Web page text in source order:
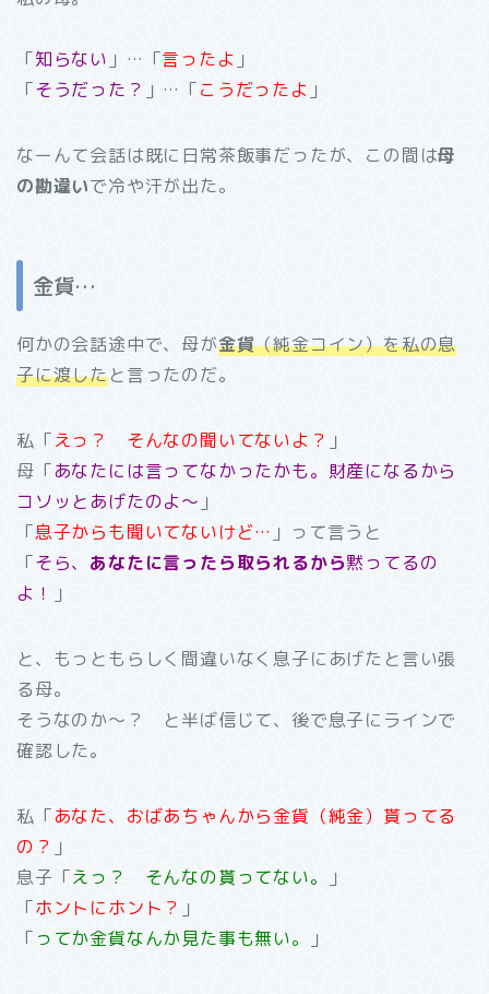
「知らない 」…「言ったよ 」
「そうだった？ 」…「こうだったよ 」
なーんて会話は既に日常茶飯事だったが、この間は母
の勘違いで冷や汗が出た。
金貨…
何かの会話途中で、母が金貨（純金コイン）を私の息
子に渡したと言ったのだ。
私「えっ？ そんなの聞いてないよ？ 」
母「あなたには言ってなかったかも。財産になるから
コソッとあげたのよ～ 」
「息子からも聞いてないけど… 」って言うと
「そら、 あなたに言ったら取られるから黙ってるの
よ！
」
と、もっともらしく間違いなく息子にあげたと言い張
る母。
そうなのか～？ と半ば信じて、後で息子にラインで
確認した。
私「あなた、おばあちゃんから金貨（純金）貰ってる
の？ 」
息子「えっ？ そんなの貰ってない。
」
「ホントにホント？ 」
「ってか金貨なんか見た事も無い。 」